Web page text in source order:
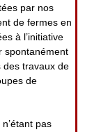
par nos
de fermes en
à l’initiative
spontanément
des travaux de
de
pas